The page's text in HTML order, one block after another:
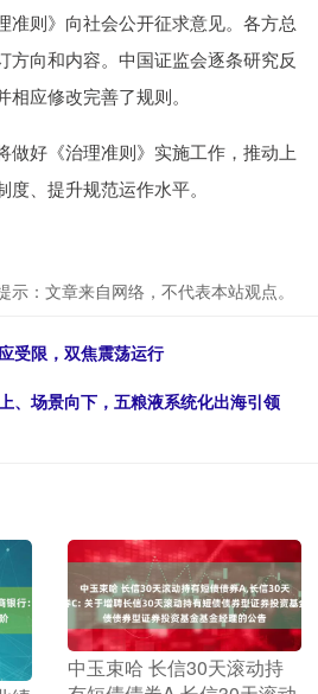
准则》向社会公开征求意见。各方总
方向和内容。中国证监会逐条研究反
应修改完善了规则。
做好《治理准则》实施工作，推动上
、提升规范运作水平。
示：文章来自网络，不代表本站观点。
受限，双焦震荡运行
、场景向下，五粮液系统化出海引领
​中玉束哈 长信30天滚动持